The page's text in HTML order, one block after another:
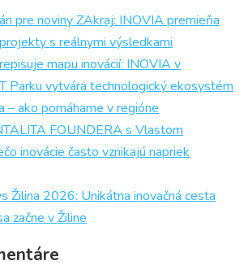
pre noviny ZAkraj: INOVIA premieňa
s reálnymi výsledkami
mapu inovácií: INOVIA v
Parku vytvára technologický ekosystém
– ako pomáhame v regióne
FOUNDERA s Vlastom
inovácie často vznikajú napriek
Žilina 2026: Unikátna inovačná cesta
začne v Žiline